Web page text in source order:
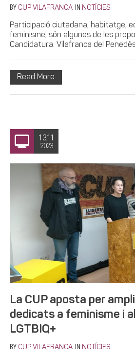
BY CUP VILAFRANCA IN NOTÍCIES
Participació ciutadana, habitatge,
feminisme, són algunes de les
Candidatura. Vilafranca del
Read More
13.11
2023
La CUP aposta per
dedicats a feminisme i
LGTBIQ+
BY CUP VILAFRANCA IN NOTÍCIES